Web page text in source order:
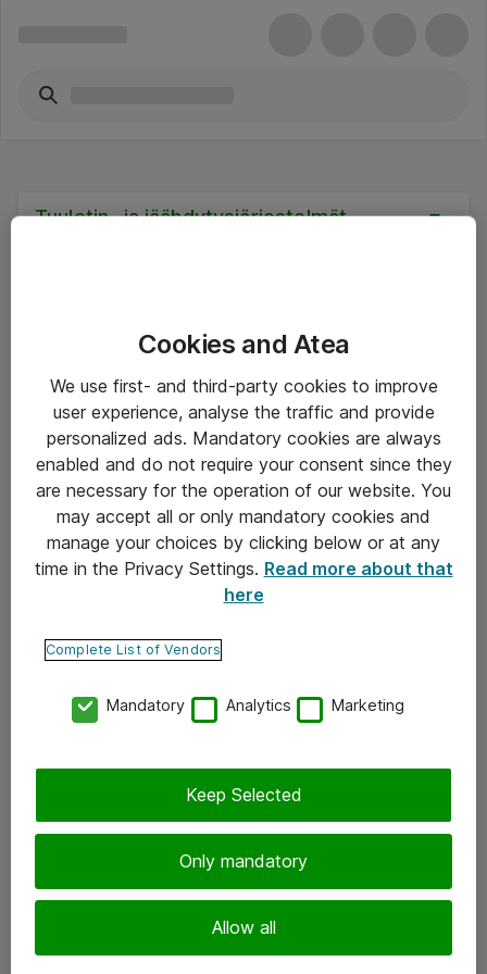
Tuuletin- ja jäähdytysjärjestelmät
Hinnat eivät sisällä arvonlisäveroa
eShop Info
Takuu- ja huolto-ohjeet
Yleiset toimitusehdot
Yhteystiedot
Ota yhteyttä
Cookies and Atea
We use first- and third-party cookies to improve
user experience, analyse the traffic and provide
personalized ads. Mandatory cookies are always
enabled and do not require your consent since they
are necessary for the operation of our website. You
may accept all or only mandatory cookies and
manage your choices by clicking below or at any
time in the Privacy Settings. Read more about that
here
Complete List of Vendors
Mandatory Analytics Marketing
Only mandatory
Allow all
Keep Selected